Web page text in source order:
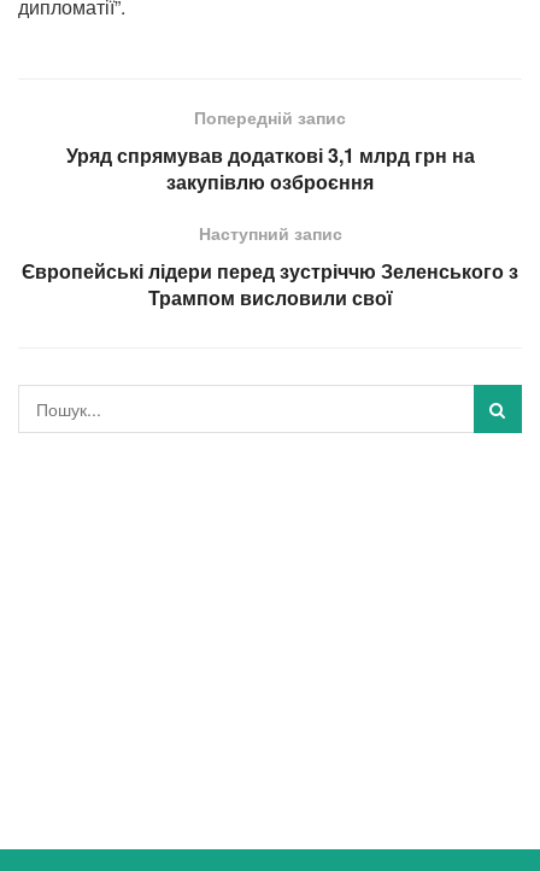
дипломатії”.
Попередній запис
Уряд спрямував додаткові 3,1 млрд грн на
закупівлю озброєння
Наступний запис
Європейські лідери перед зустріччю Зеленського з
Трампом висловили свої